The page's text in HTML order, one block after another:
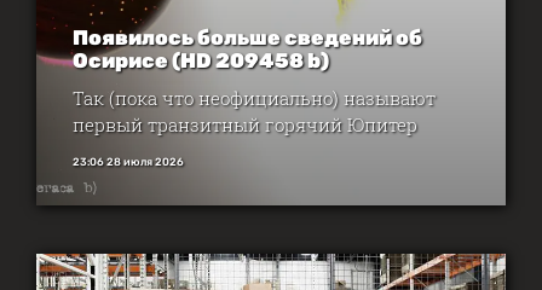
Появилось больше сведений об
Осирисе (HD 209458 b)
Так (пока что неофициально) называют
первый транзитный горячий Юпитер
23:06 28 июля 2026